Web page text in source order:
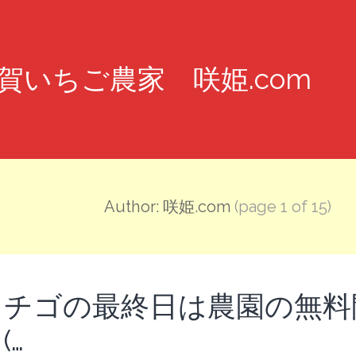
いちご農家 咲姫.com
Author: 咲姫.com (page 1 of 15)
ゴの最終日は農園の無